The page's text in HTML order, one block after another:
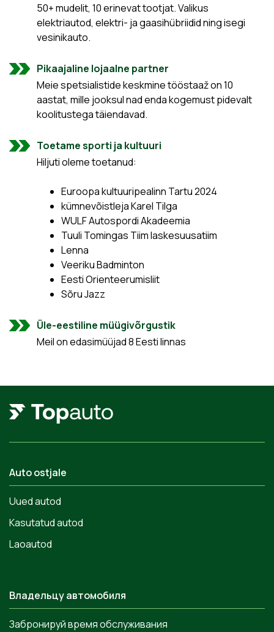
50+ mudelit, 10 erinevat tootjat. Valikus
elektriautod, elektri- ja gaasihübriidid ning isegi
vesinikauto.
Pikaajaline lojaalne partner
Meie spetsialistide keskmine tööstaaž on 10
aastat, mille jooksul nad enda kogemust pidevalt
koolitustega täiendavad.
Toetame sporti ja kultuuri
Hiljuti oleme toetanud:
Euroopa kultuuripealinn Tartu 2024
kümnevõistleja Karel Tilga
WULF Autospordi Akadeemia
Tuuli Tomingas Tiim laskesuusatiim
Lenna
Veeriku Badminton
Eesti Orienteerumisliit
Sõru Jazz
Üle-eestiline müügivõrgustik
Meil on edasimüüjad 8 Eesti linnas
Auto ostjale
Uued autod
Kasutatud autod
Laoautod
Владельцу автомобиля
Забронируй время обслуживания